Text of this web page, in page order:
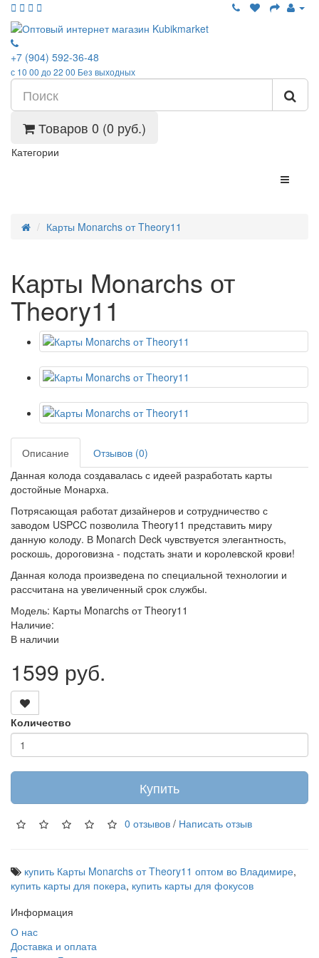
+7 (904) 592-36-48
с 10 00 до 22 00 Без выходных
Товаров 0 (0 руб.)
Категории
Карты Monarchs от Theory11
Карты Monarchs от
Theory11
Описание
Отзывов (0)
Данная колода создавалась с идеей разработать карты
достойные Монарха.
Потрясающая работат дизайнеров и сотрудничество с
заводом USPCC позволила Theory11 представить миру
данную колоду. В Monarch Deck чувствуется элегантность,
роскошь, дороговизна - подстать знати и королевской крови!
Данная колода произведена по специальной технологии и
рассчитана на увеличенный срок службы.
Модель: Карты Monarchs от Theory11
Наличие:
В наличии
1599 руб.
Количество
Купить
0 отзывов / Написать отзыв
купить Карты Monarchs от Theory11 оптом во Владимире,
купить карты для покера, купить карты для фокусов
Информация
О нас
Доставка и оплата